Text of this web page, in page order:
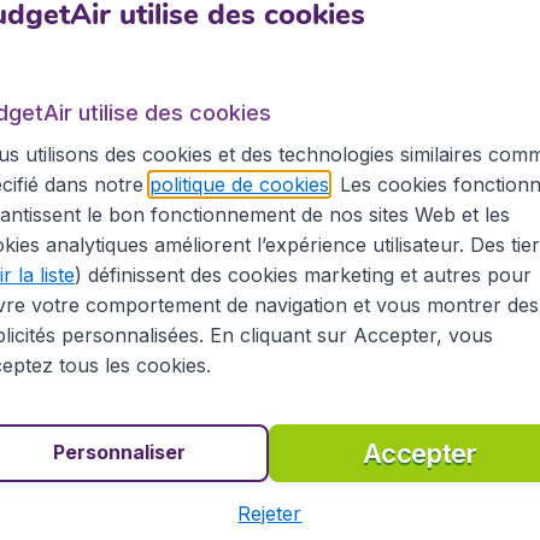
un clic sur notre site.
L’aéroport deStrasbourg Entzheim(SXB), est
aérienne la plus importante de l’aéroport. Au total,
de destinations européennes. Volotea et Vueling ont
utilisent l’aéroport de Strasbourg Entzheim chaque
Londres
renommée mondiale, découvrir la culture unique, la
vers une autre destination, BudgetAir vous aidera
pratiques concernant Londres sur sa page dédiée.
de voiture à l'avance, également sur BudgetAir.fr.
utilise des cookies
utilise des cookies
utilisons des cookies et des technologies similaires
dans notre politique de cookies . Les cookies
le bon fonctionnement de nos sites Web et les
analytiques améliorent l’expérience utilisateur. Des
la liste) définissent des cookies marketing et autres pour
votre comportement de navigation et vous montrer des
personnalisées. En cliquant sur Accepter, vous
tous les cookies.
Accepter
Personnaliser
Rejeter